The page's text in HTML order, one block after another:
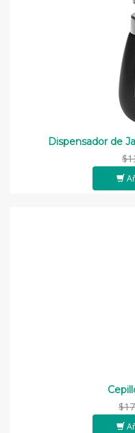
Dispensador de